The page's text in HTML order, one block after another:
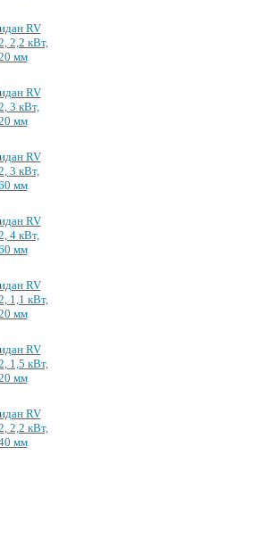
RV
2,2 кВт,
мм
RV
3 кВт,
мм
RV
3 кВт,
мм
RV
4 кВт,
мм
RV
1,1 кВт,
мм
RV
1,5 кВт,
мм
RV
2,2 кВт,
мм